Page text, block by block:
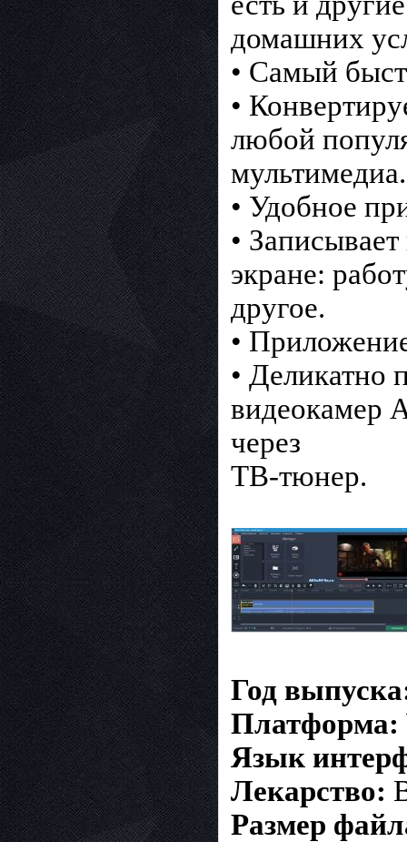
домашних
• Самый
•
любой
мультимедиа.
• Удобное
•
экране:
другое.
•
• Деликатно
видеокамер
через
ТВ-тюнер.
Год
Платформа:
Язык
Лекарство:
Размер